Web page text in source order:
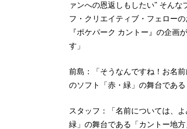
ァンへの恩返しもしたい" そん
フ・クリエイティブ・フェロー
『ポケパーク カントー』の企画
す」
前島：「そうなんですね！お名
のソフト「赤・緑」の舞台であ
スタッフ：「名前については、
緑」の舞台である「カントー地